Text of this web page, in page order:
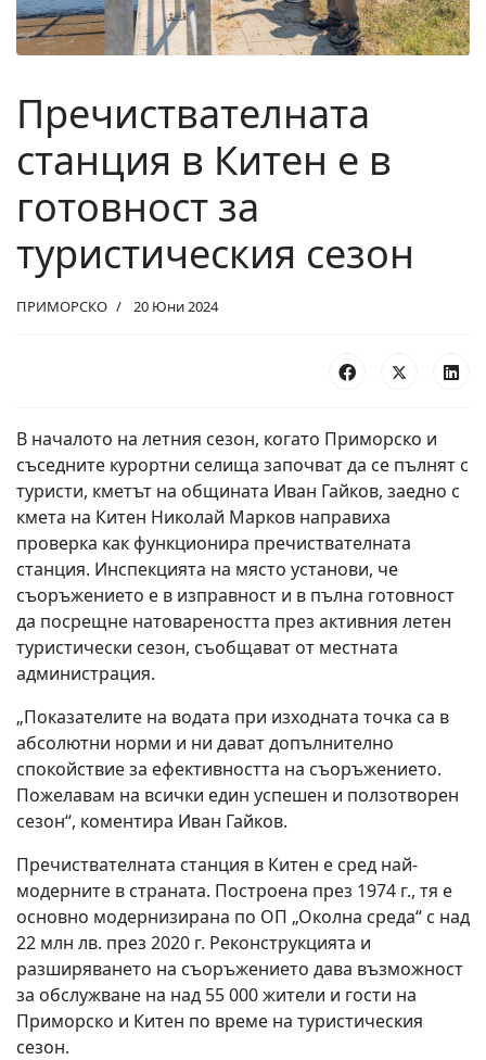
Пречиствателната
станция в Китен е в
готовност за
туристическия сезон
ПРИМОРСКО 20 Юни 2024
В началото на летния сезон, когато Приморско и
съседните курортни селища започват да се пълнят с
туристи, кметът на общината Иван Гайков, заедно с
кмета на Китен Николай Марков направиха
проверка как функционира пречиствателната
станция. Инспекцията на място установи, че
съоръжението е в изправност и в пълна готовност
да посрещне натовареността през активния летен
туристически сезон, съобщават от местната
администрация.
„Показателите на водата при изходната точка са в
абсолютни норми и ни дават допълнително
спокойствие за ефективността на съоръжението.
Пожелавам на всички един успешен и ползотворен
сезон“, коментира Иван Гайков.
Пречиствателната станция в Китен е сред най-
модерните в страната. Построена през 1974 г., тя е
основно модернизирана по ОП „Околна среда“ с над
22 млн лв. през 2020 г. Реконструкцията и
разширяването на съоръжението дава възможност
за обслужване на над 55 000 жители и гости на
Приморско и Китен по време на туристическия
сезон.